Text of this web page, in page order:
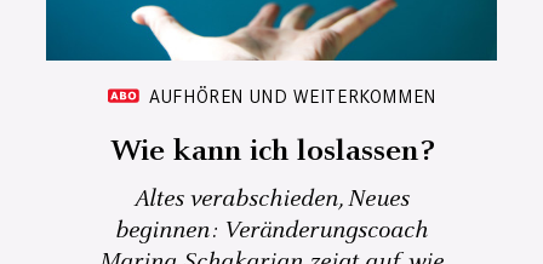
AUFHÖREN UND WEITERKOMMEN
Wie kann ich loslassen?
Altes verabschieden, Neues
beginnen: Veränderungscoach